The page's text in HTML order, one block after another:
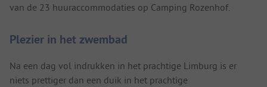
van de 23 huuraccommodaties op Camping Rozenhof.
Plezier in het zwembad
Na een dag vol indrukken in het prachtige Limburg is er
niets prettiger dan een duik in het prachtige